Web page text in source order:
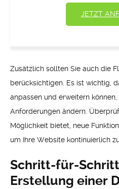
JETZT
Zusätzlich sollten Sie auch die
berücksichtigen. Es ist wichtig,
anpassen und erweitern
Anforderungen ändern.
Möglichkeit bietet, neue
um Ihre Website kontinuierlich
Schritt-für-
Erstellung einer